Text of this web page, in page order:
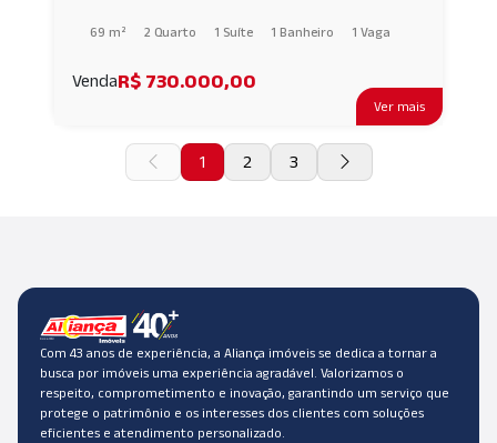
Ver mais
69 m² 2 Quarto 1 Suíte 1 Banheiro 1 Vaga
VendaR$ 730.000,00
1 2 3
Com 43 anos de experiência, a Aliança imóveis se dedica a tornar a
busca por imóveis uma experiência agradável. Valorizamos o
respeito, comprometimento e inovação, garantindo um serviço que
protege o patrimônio e os interesses dos clientes com soluções
eficientes e atendimento personalizado.